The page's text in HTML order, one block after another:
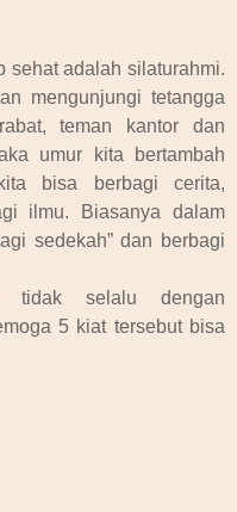
sehat adalah silaturahmi.
mengunjungi tetangga
teman kantor dan
umur kita bertambah
bisa berbagi cerita,
ilmu. Biasanya dalam
sedekah” dan berbagi
tidak selalu dengan
5 kiat tersebut bisa